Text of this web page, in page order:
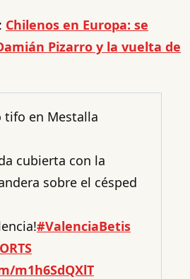
Chilenos en Europa: se
Pizarro y la vuelta de
tifo en Mestalla
cubierta con la
sobre el césped
#ValenciaBetis
m1h6SdQXlT